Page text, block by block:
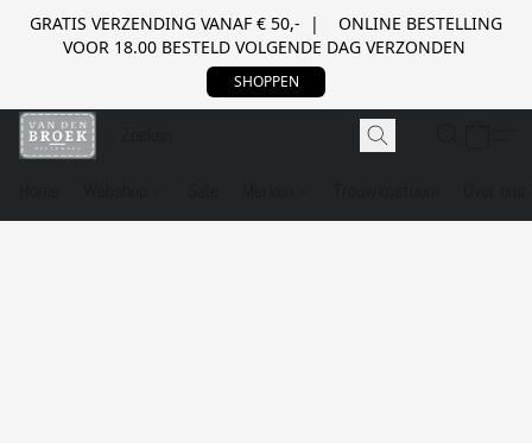
GRATIS VERZENDING VANAF € 50,- | ONLINE BESTELLING
VOOR 18.00 BESTELD VOLGENDE DAG VERZONDEN
SHOPPEN